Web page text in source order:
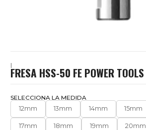
|
FRESA HSS-50 FE POWER TOOLS
SELECCIONA LA MEDIDA
12mm
13mm 14mm 15mm
17mm 18mm 19mm 20mm